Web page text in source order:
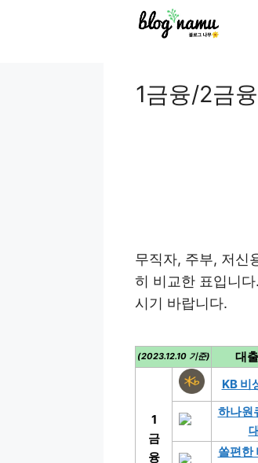
1금융/2금
무직자, 주부, 저신
히 비교한 표입니
시기 바랍니다.
(2023.12.10 기준) 대
1
금
융
KB 비
하나원
쏠편한